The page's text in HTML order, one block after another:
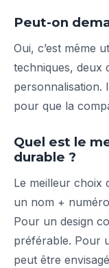
Peut-on
Oui, c’est même
techniques, deux
personnalisation.
pour que la
Quel est le
durable ?
Le meilleur choix
un nom +
Pour un design
préférable. Pour
peut être